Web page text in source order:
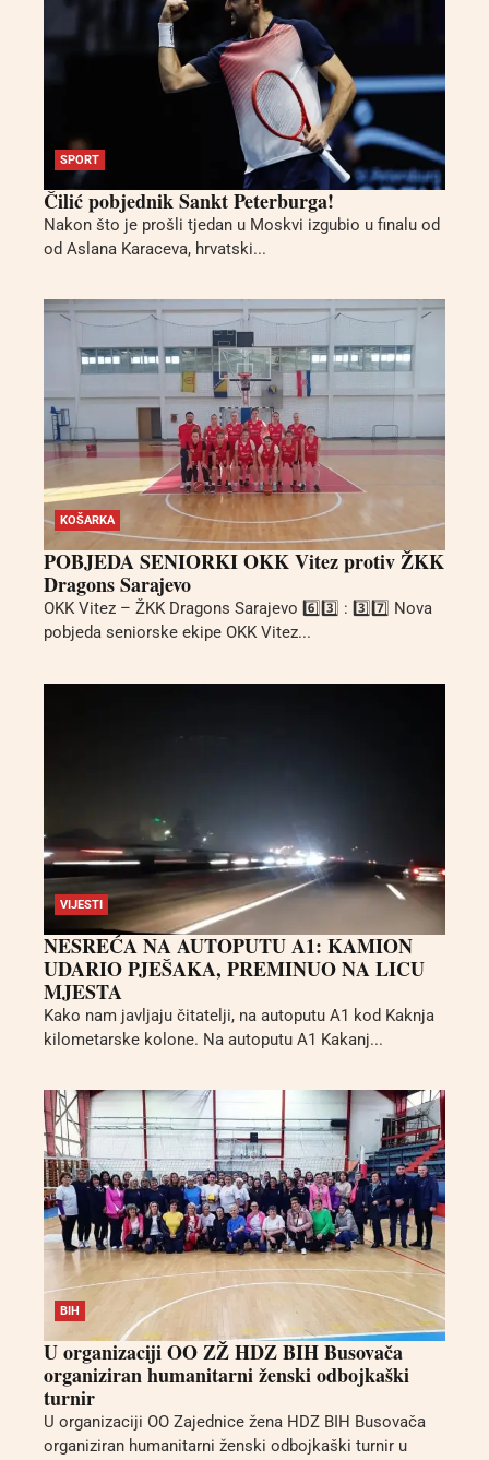
SPORT
Čilić pobjednik Sankt Peterburga!
Nakon što je prošli tjedan u Moskvi izgubio u finalu od
od Aslana Karaceva, hrvatski...
KOŠARKA
POBJEDA SENIORKI OKK Vitez protiv ŽKK
Dragons Sarajevo
OKK Vitez – ŽKK Dragons Sarajevo 6️⃣3️⃣ : 3️⃣7️⃣ Nova
pobjeda seniorske ekipe OKK Vitez...
VIJESTI
NESREĆA NA AUTOPUTU A1: KAMION
UDARIO PJEŠAKA, PREMINUO NA LICU
MJESTA
Kako nam javljaju čitatelji, na autoputu A1 kod Kaknja
kilometarske kolone. Na autoputu A1 Kakanj...
BIH
U organizaciji OO ZŽ HDZ BIH Busovača
organiziran humanitarni ženski odbojkaški
turnir
U organizaciji OO Zajednice žena HDZ BIH Busovača
organiziran humanitarni ženski odbojkaški turnir u